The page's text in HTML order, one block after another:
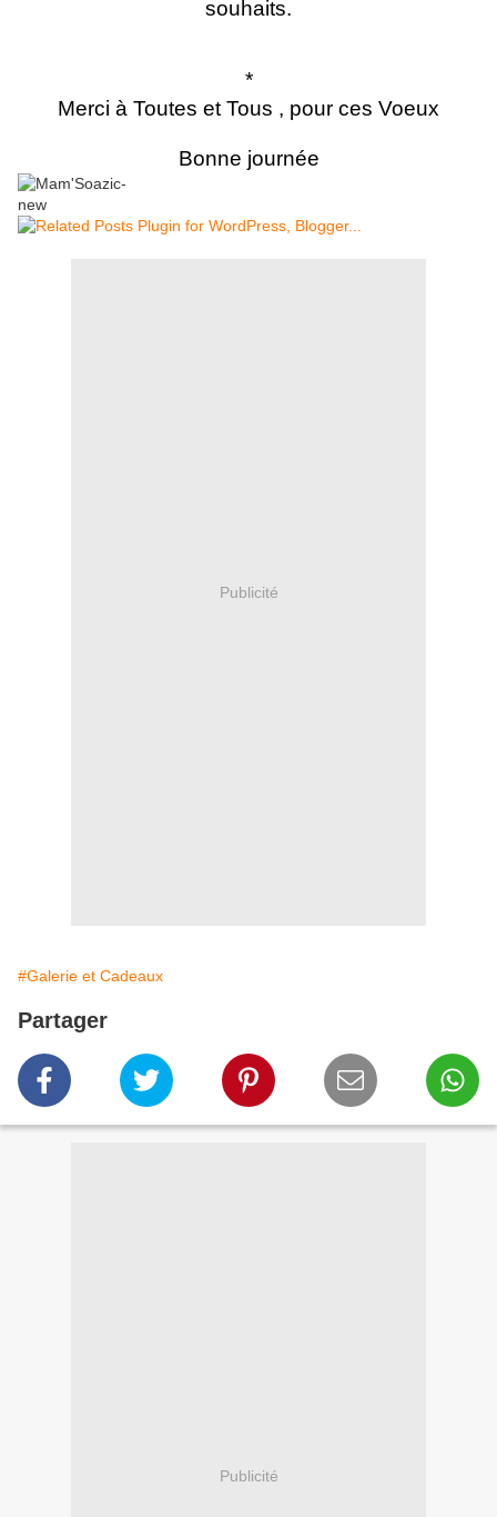
souhaits.
*
Merci à Toutes et Tous , pour ces Voeux
Bonne journée
Publicité
#Galerie et Cadeaux
Partager
Publicité